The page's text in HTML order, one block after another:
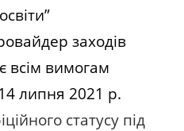
заходів
всім вимогам
липня 2021 р.
статусу під